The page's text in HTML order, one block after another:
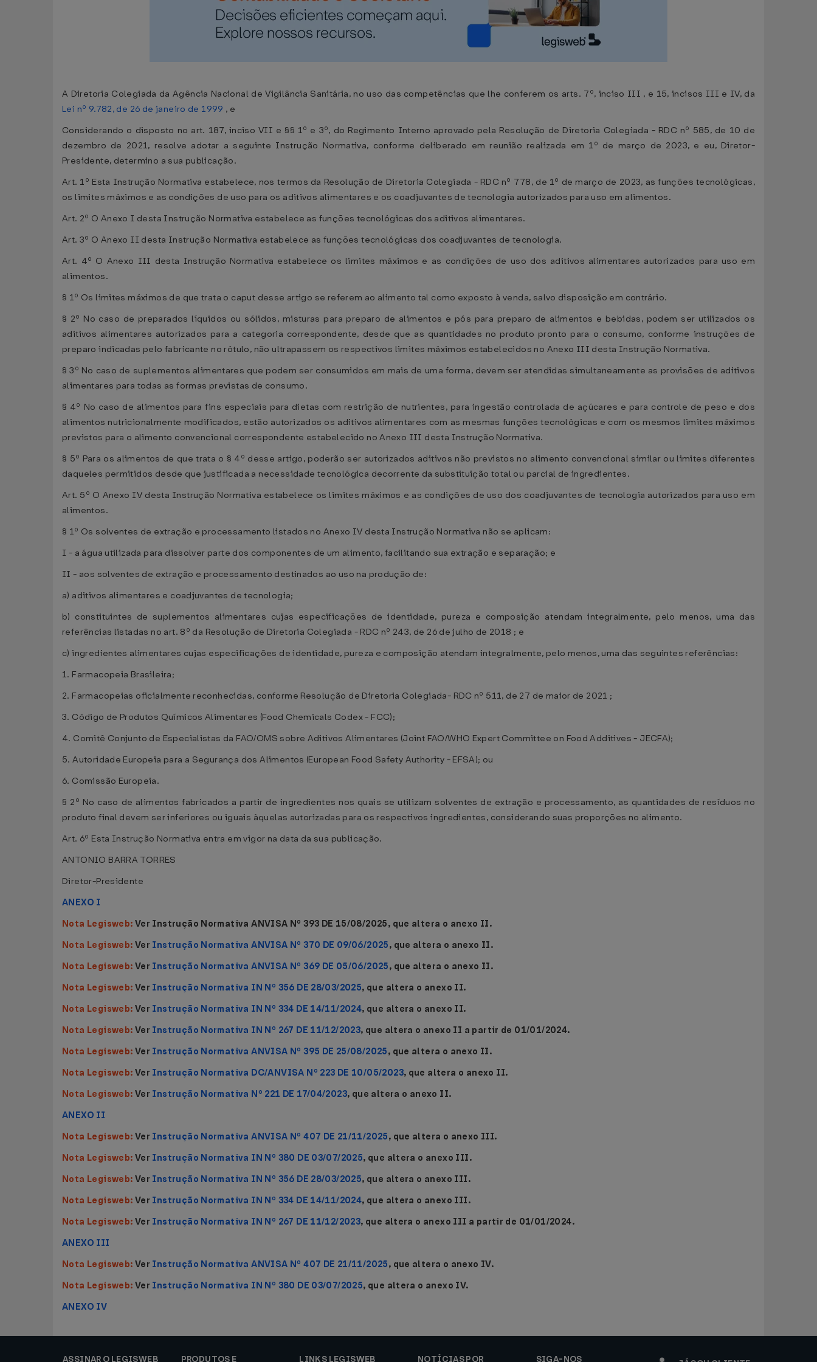
A Diretoria Colegiada da Agência Nacional de Vigilância Sanitária, no uso das competências que lhe conferem os arts. 7º, inciso III , e 15, incisos III e IV, da
Lei nº 9.782, de 26 de janeiro de 1999 , e
Considerando o disposto no art. 187, inciso VII e §§ 1º e 3º, do Regimento Interno aprovado pela Resolução de Diretoria Colegiada - RDC nº 585, de 10 de
dezembro de 2021, resolve adotar a seguinte Instrução Normativa, conforme deliberado em reunião realizada em 1º de março de 2023, e eu, Diretor-
Presidente, determino a sua publicação.
Art. 1º Esta Instrução Normativa estabelece, nos termos da Resolução de Diretoria Colegiada - RDC nº 778, de 1º de março de 2023, as funções tecnológicas,
os limites máximos e as condições de uso para os aditivos alimentares e os coadjuvantes de tecnologia autorizados para uso em alimentos.
Art. 2º O Anexo I desta Instrução Normativa estabelece as funções tecnológicas dos aditivos alimentares.
Art. 3º O Anexo II desta Instrução Normativa estabelece as funções tecnológicas dos coadjuvantes de tecnologia.
Art. 4º O Anexo III desta Instrução Normativa estabelece os limites máximos e as condições de uso dos aditivos alimentares autorizados para uso em
alimentos.
§ 1º Os limites máximos de que trata o caput desse artigo se referem ao alimento tal como exposto à venda, salvo disposição em contrário.
§ 2º No caso de preparados líquidos ou sólidos, misturas para preparo de alimentos e pós para preparo de alimentos e bebidas, podem ser utilizados os
aditivos alimentares autorizados para a categoria correspondente, desde que as quantidades no produto pronto para o consumo, conforme instruções de
preparo indicadas pelo fabricante no rótulo, não ultrapassem os respectivos limites máximos estabelecidos no Anexo III desta Instrução Normativa.
§ 3º No caso de suplementos alimentares que podem ser consumidos em mais de uma forma, devem ser atendidas simultaneamente as provisões de aditivos
alimentares para todas as formas previstas de consumo.
§ 4º No caso de alimentos para fins especiais para dietas com restrição de nutrientes, para ingestão controlada de açúcares e para controle de peso e dos
alimentos nutricionalmente modificados, estão autorizados os aditivos alimentares com as mesmas funções tecnológicas e com os mesmos limites máximos
previstos para o alimento convencional correspondente estabelecido no Anexo III desta Instrução Normativa.
§ 5º Para os alimentos de que trata o § 4º desse artigo, poderão ser autorizados aditivos não previstos no alimento convencional similar ou limites diferentes
daqueles permitidos desde que justificada a necessidade tecnológica decorrente da substituição total ou parcial de ingredientes.
Art. 5º O Anexo IV desta Instrução Normativa estabelece os limites máximos e as condições de uso dos coadjuvantes de tecnologia autorizados para uso em
alimentos.
§ 1º Os solventes de extração e processamento listados no Anexo IV desta Instrução Normativa não se aplicam:
I - a água utilizada para dissolver parte dos componentes de um alimento, facilitando sua extração e separação; e
II - aos solventes de extração e processamento destinados ao uso na produção de:
a) aditivos alimentares e coadjuvantes de tecnologia;
b) constituintes de suplementos alimentares cujas especificações de identidade, pureza e composição atendam integralmente, pelo menos, uma das
referências listadas no art. 8º da Resolução de Diretoria Colegiada - RDC nº 243, de 26 de julho de 2018 ; e
c) ingredientes alimentares cujas especificações de identidade, pureza e composição atendam integralmente, pelo menos, uma das seguintes referências:
1. Farmacopeia Brasileira;
2. Farmacopeias oficialmente reconhecidas, conforme Resolução de Diretoria Colegiada- RDC nº 511, de 27 de maior de 2021 ;
3. Código de Produtos Químicos Alimentares (Food Chemicals Codex - FCC);
4. Comitê Conjunto de Especialistas da FAO/OMS sobre Aditivos Alimentares (Joint FAO/WHO Expert Committee on Food Additives - JECFA);
5. Autoridade Europeia para a Segurança dos Alimentos (European Food Safety Authority - EFSA); ou
6. Comissão Europeia.
§ 2º No caso de alimentos fabricados a partir de ingredientes nos quais se utilizam solventes de extração e processamento, as quantidades de resíduos no
produto final devem ser inferiores ou iguais àquelas autorizadas para os respectivos ingredientes, considerando suas proporções no alimento.
Art. 6º Esta Instrução Normativa entra em vigor na data da sua publicação.
ANTONIO BARRA TORRES
Diretor-Presidente
ANEXO I
Nota Legisweb: Ver Instrução Normativa ANVISA Nº 393 DE 15/08/2025, que altera o anexo II.
Nota Legisweb: Ver Instrução Normativa ANVISA Nº 370 DE 09/06/2025, que altera o anexo II.
Nota Legisweb: Ver Instrução Normativa ANVISA Nº 369 DE 05/06/2025, que altera o anexo II.
Nota Legisweb: Ver Instrução Normativa IN Nº 356 DE 28/03/2025, que altera o anexo II.
Nota Legisweb: Ver Instrução Normativa IN Nº 334 DE 14/11/2024, que altera o anexo II.
Nota Legisweb: Ver Instrução Normativa IN Nº 267 DE 11/12/2023, que altera o anexo II a partir de 01/01/2024.
Nota Legisweb: Ver Instrução Normativa ANVISA Nº 395 DE 25/08/2025, que altera o anexo II.
Nota Legisweb: Ver Instrução Normativa DC/ANVISA Nº 223 DE 10/05/2023, que altera o anexo II.
Nota Legisweb: Ver Instrução Normativa Nº 221 DE 17/04/2023, que altera o anexo II.
ANEXO II
Nota Legisweb: Ver Instrução Normativa ANVISA Nº 407 DE 21/11/2025, que altera o anexo III.
Nota Legisweb: Ver Instrução Normativa IN Nº 380 DE 03/07/2025, que altera o anexo III.
Nota Legisweb: Ver Instrução Normativa IN Nº 356 DE 28/03/2025, que altera o anexo III.
Nota Legisweb: Ver Instrução Normativa IN Nº 334 DE 14/11/2024, que altera o anexo III.
Nota Legisweb: Ver Instrução Normativa IN Nº 267 DE 11/12/2023, que altera o anexo III a partir de 01/01/2024.
ANEXO III
Nota Legisweb: Ver Instrução Normativa ANVISA Nº 407 DE 21/11/2025, que altera o anexo IV.
Nota Legisweb: Ver Instrução Normativa IN Nº 380 DE 03/07/2025, que altera o anexo IV.
ANEXO IV
ASSINAR O LEGISWEB PRODUTOS E LINKS LEGISWEB NOTÍCIAS POR SIGA-NOS